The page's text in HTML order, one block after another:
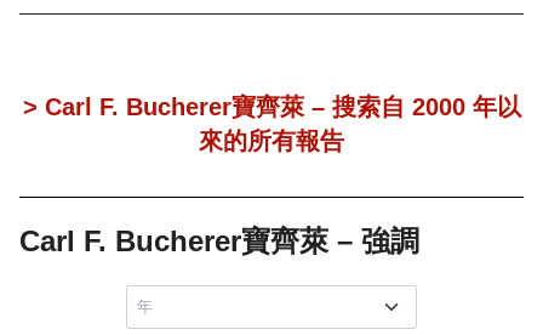
> Carl F. Bucherer寶齊萊 – 搜索自 2000 年以
來的所有報告
Carl F. Bucherer寶齊萊 – 強調